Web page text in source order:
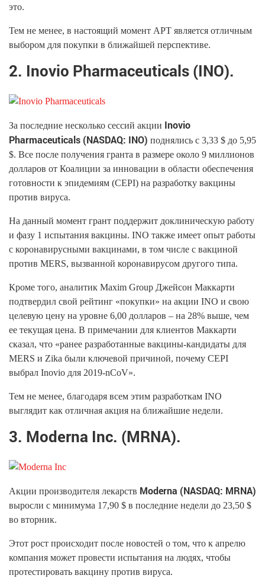
это.
Тем не менее, в настоящий момент APT является отличным
выбором для покупки в ближайшей перспективе.
2. Inovio Pharmaceuticals (INO).
За последние несколько сессий акции Inovio
Pharmaceuticals (NASDAQ: INO) поднялись с 3,33 $ до 5,95
$. Все после получения гранта в размере около 9 миллионов
долларов от Коалиции за инновации в области обеспечения
готовности к эпидемиям (CEPI) на разработку вакцины
против вируса.
На данный момент грант поддержит доклиническую работу
и фазу 1 испытания вакцины. INO также имеет опыт работы
с коронавирусными вакцинами, в том числе с вакциной
против MERS, вызванной коронавирусом другого типа.
Кроме того, аналитик Maxim Group Джейсон Маккарти
подтвердил свой рейтинг «покупки» на акции INO и свою
целевую цену на уровне 6,00 долларов – на 28% выше, чем
ее текущая цена. В примечании для клиентов Маккарти
сказал, что «ранее разработанные вакцины-кандидаты для
MERS и Zika были ключевой причиной, почему CEPI
выбрал Inovio для 2019-nCoV».
Тем не менее, благодаря всем этим разработкам INO
выглядит как отличная акция на ближайшие недели.
3. Moderna Inc. (MRNA).
Акции производителя лекарств Moderna (NASDAQ: MRNA)
выросли с минимума 17,90 $ в последние недели до 23,50 $
во вторник.
Этот рост происходит после новостей о том, что к апрелю
компания может провести испытания на людях, чтобы
протестировать вакцину против вируса.